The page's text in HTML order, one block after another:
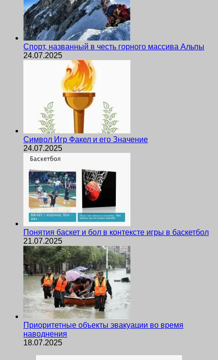
Спорт, названный в честь горного массива Альпы
24.07.2025
Символ Игр Факел и его Значение
24.07.2025
Понятия баскет и бол в контексте игры в баскетбол
21.07.2025
Приоритетные объекты эвакуации во время
наводнения
18.07.2025